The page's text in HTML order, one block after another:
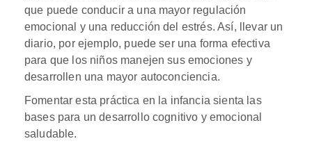
que puede conducir a una mayor regulación
emocional y una reducción del estrés. Así, llevar un
diario, por ejemplo, puede ser una forma efectiva
para que los niños manejen sus emociones y
desarrollen una mayor autoconciencia.
Fomentar esta práctica en la infancia sienta las
bases para un desarrollo cognitivo y emocional
saludable.